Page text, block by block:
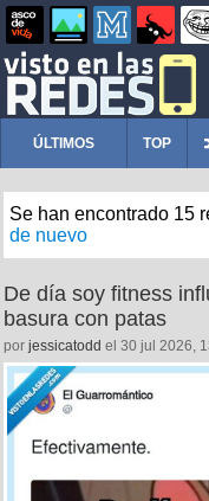
ÚLTIMOS TOP
Se han encontrado 15
de nuevo
De día soy fitness
basura con patas
por jessicatodd el 30 jul 2026,